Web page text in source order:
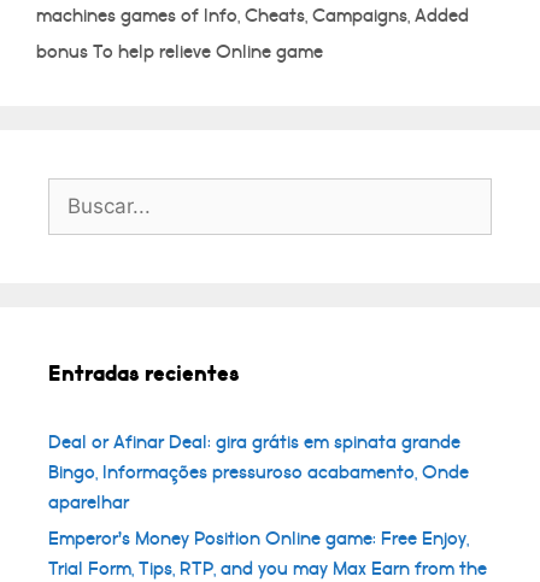
machines games of Info, Cheats, Campaigns, Added
bonus To help relieve Online game
Buscar:
Entradas recientes
Deal or Afinar Deal: gira grátis em spinata grande
Bingo, Informações pressuroso acabamento, Onde
aparelhar
Emperor’s Money Position Online game: Free Enjoy,
Trial Form, Tips, RTP, and you may Max Earn from the